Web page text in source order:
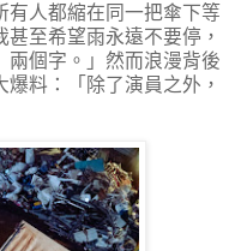
有人都縮在同一把傘下等
至希望雨永遠不要停，
兩個字。」然而浪漫背後
料：「除了演員之外，